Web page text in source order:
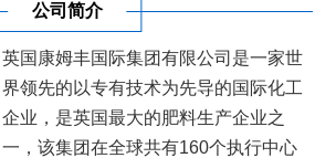
公司简介
英国康姆丰国际集团有限公司是一家世
界领先的以专有技术为先导的国际化工
企业，是英国最大的肥料生产企业之
一，该集团在全球共有160个执行中心